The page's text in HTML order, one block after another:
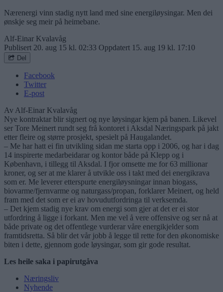
Nærenergi vinn stadig nytt land med sine energiløysingar. Men dei
ønskje seg meir på heimebane.
Alf-Einar Kvalavåg
Publisert 20. aug 15 kl. 02:33 Oppdatert 15. aug 19 kl. 17:10
Del
Facebook
Twitter
E-post
Av Alf-Einar Kvalavåg
Nye kontraktar blir signert og nye løysingar kjem på banen. Likevel
ser Tore Meinert rundt seg frå kontoret i Aksdal Næringspark på jakt
etter fleire og større prosjekt, spesielt på Haugalandet.
– Me har hatt ei fin utvikling sidan me starta opp i 2006, og har i dag
14 inspirerte medarbeidarar og kontor både på Klepp og i
København, i tillegg til Aksdal. I fjor omsette me for 63 millionar
kroner, og ser at me klarer å utvikle oss i takt med dei energikrava
som er. Me leverer etterspurte energiløysningar innan biogass,
biovarme/fjernvarme og naturgass/propan, forklarer Meinert, og held
fram med det som er ei av hovudutfordringa til verksemda.
– Det kjem stadig nye krav om energi som gjer at det er ei stor
utfordring å ligge i forkant. Men me vel å vere offensive og ser nå at
både private og det offentlege vurderar våre energikjelder som
framtidsretta. Så blir det vår jobb å legge til rette for den økonomiske
biten i dette, gjennom gode løysingar, som gir gode resultat.
Les heile saka i papirutgåva
Næringsliv
Nyhende